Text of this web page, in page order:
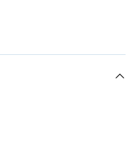
International